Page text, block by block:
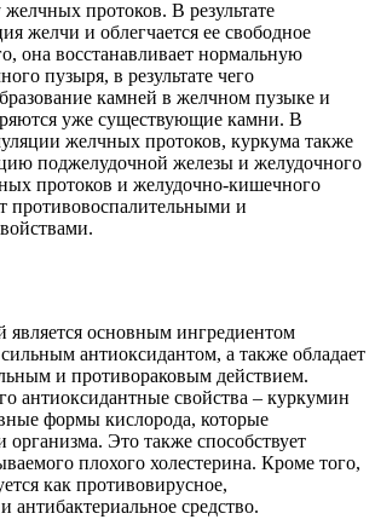
протоков. В результате
желчи и облегчается ее свободное
она восстанавливает нормальную
пузыря, в результате чего
камней в желчном пузыке и
уже существующие камни. В
желчных протоков, куркума также
поджелудочной железы и желудочного
протоков и желудочно-кишечного
противовоспалительными и
основным ингредиентом
антиоксидантом, а также обладает
и противораковым действием.
антиоксидантные свойства – куркумин
формы кислорода, которые
Это также способствует
плохого холестерина. Кроме того,
как противовирусное,
антибактериальное средство.